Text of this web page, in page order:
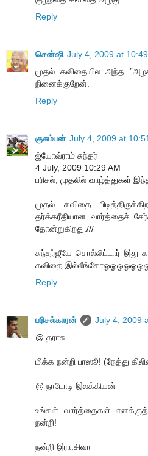
Reply
சென்ஷி July 4, 2009 at
முதல் கவிதையில அந்த
நினைக்குறேன்.
Reply
குசும்பன் July 4, 2009 at
ஜ்யோவ்ராம் சுந்தர்
4 July, 2009 10:29 AM
பரிசல், முதலில் வாழ்த்துகள்
முதல் கவிதை
தர்க்கரீதியான வார்த்தைச்
தோன்றுகிறது.///
சுந்தர்ஜீயே சொல்லிட்டார் இது
கவிதை
Reply
பரிசல்காரன்
July 4, 2009
@ தராசு
மிக்க நன்றி பாஸூ! (நேத்து
@ நாடோடி இலக்கியன்
உங்கள் வார்த்தைகள் எனக்குத்
நன்றி!
நன்றி இரா.சிவா